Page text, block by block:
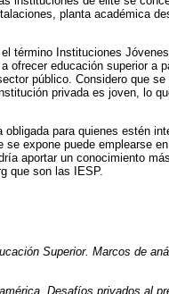
planta académica
término Instituciones
ofrecer educación superior a
público. Considero que
privada es joven, lo
para quienes estén
expone puede emplearse
aportar un conocimiento
que son las IESP.
Superior. Marcos de
Desafíos privados al